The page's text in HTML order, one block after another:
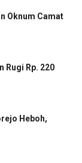
Oknum Camat
Rugi Rp. 220
Heboh,